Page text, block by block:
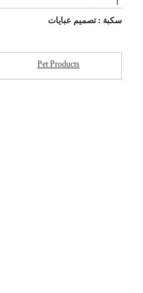
سكبة : تصميم عبايات
Pet Products